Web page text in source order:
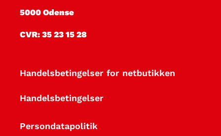
5000 Odense
CVR: 35 23 15 28
Handelsbetingelser for netbutikken
Handelsbetingelser
Persondatapolitik